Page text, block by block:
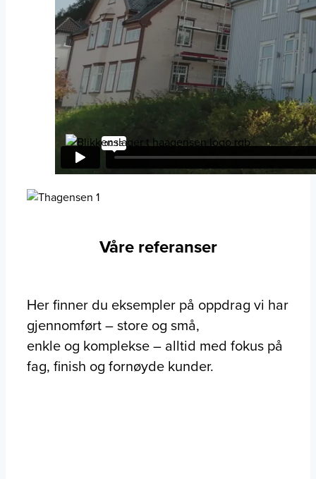
Våre referanser
Her finner du eksempler på oppdrag vi har
gjennomført – store og små,
enkle og komplekse – alltid med fokus på
fag, finish og fornøyde kunder.